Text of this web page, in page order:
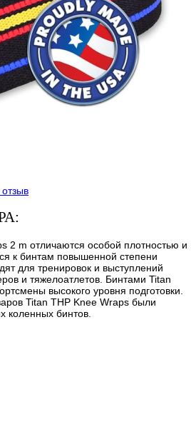
2 m отличаются особой плотностью и
к бинтам повышенной степени
для тренировок и выступлений
и тяжелоатлетов. Бинтами Titan
высокого уровня подготовки.
Titan THP Knee Wraps были
коленных бинтов.